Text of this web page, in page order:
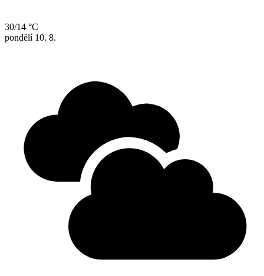
30/14 °C
pondělí 10. 8.